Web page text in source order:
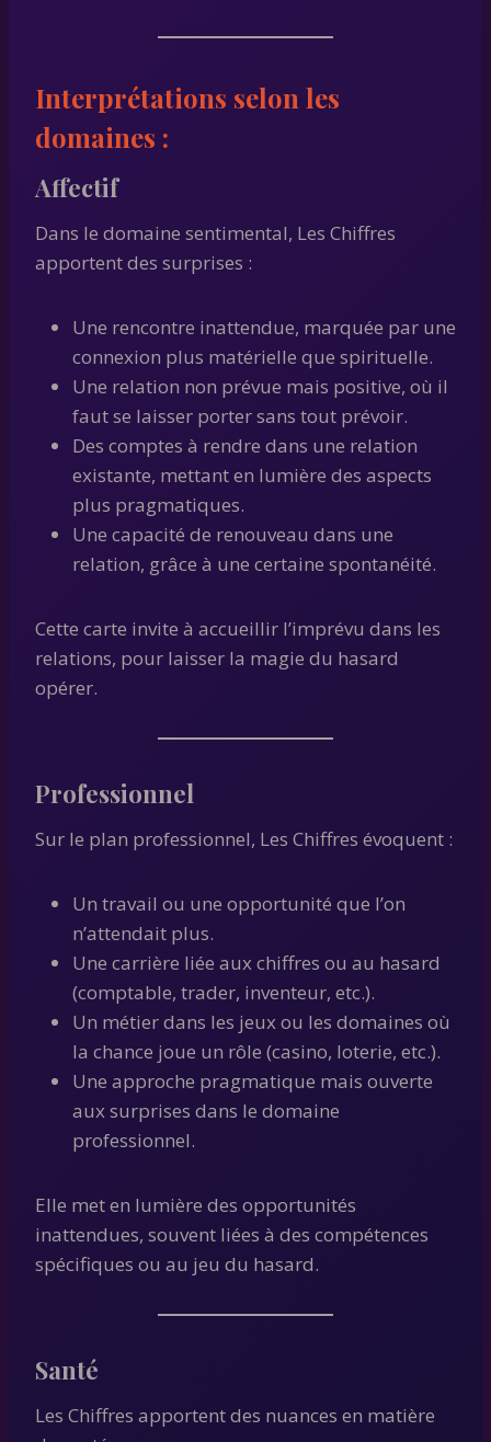
Interprétations selon les
domaines :
Affectif
Dans le domaine sentimental, Les Chiffres
apportent des surprises :
Une rencontre inattendue, marquée par une
connexion plus matérielle que spirituelle.
Une relation non prévue mais positive, où il
faut se laisser porter sans tout prévoir.
Des comptes à rendre dans une relation
existante, mettant en lumière des aspects
plus pragmatiques.
Une capacité de renouveau dans une
relation, grâce à une certaine spontanéité.
Cette carte invite à accueillir l’imprévu dans les
relations, pour laisser la magie du hasard
opérer.
Professionnel
Sur le plan professionnel, Les Chiffres évoquent :
Un travail ou une opportunité que l’on
n’attendait plus.
Une carrière liée aux chiffres ou au hasard
(comptable, trader, inventeur, etc.).
Un métier dans les jeux ou les domaines où
la chance joue un rôle (casino, loterie, etc.).
Une approche pragmatique mais ouverte
aux surprises dans le domaine
professionnel.
Elle met en lumière des opportunités
inattendues, souvent liées à des compétences
spécifiques ou au jeu du hasard.
Santé
Les Chiffres apportent des nuances en matière